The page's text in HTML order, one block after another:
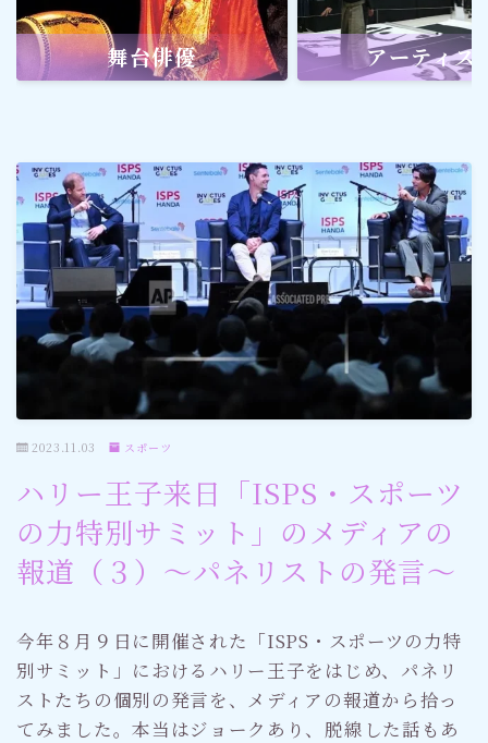
社会貢献 社会貢献
スポーツ
メディア・ネット
深見東州 (半田晴久)
ワールドメイト
神道・宗教
おすすめ記事
舞台俳優 アーティス
2023.11.03 スポーツ
ハリー王子来日「ISPS・スポーツ
の力特別サミット」のメディアの
報道（３）〜パネリストの発言〜
今年８月９日に開催された「ISPS・スポーツの力特
別サミット」におけるハリー王子をはじめ、パネリ
ストたちの個別の発言を、メディアの報道から拾っ
てみました。本当はジョークあり、脱線した話もあ